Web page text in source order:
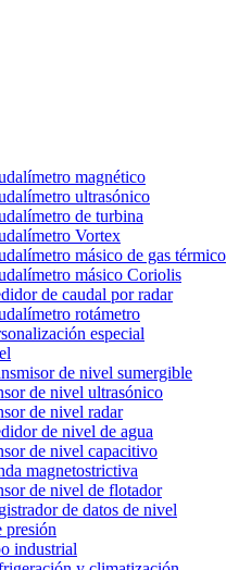
magnético
ultrasónico
de turbina
Vortex
másico de gas térmico
másico Coriolis
de caudal por radar
rotámetro
especial
de nivel sumergible
de nivel ultrasónico
de nivel radar
de nivel de agua
de nivel capacitivo
magnetostrictiva
de nivel de flotador
de datos de nivel
presión
industrial